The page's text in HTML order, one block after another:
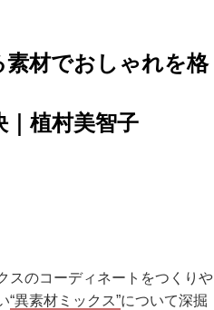
素材でおしゃれを格
植村美智子
スのコーディネートをつくりや
“異素材ミックス”について深掘